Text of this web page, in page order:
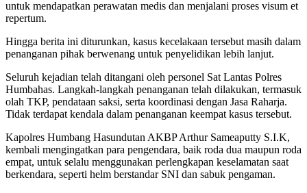
untuk mendapatkan perawatan medis dan menjalani proses visum et
repertum.
Hingga berita ini diturunkan, kasus kecelakaan tersebut masih dalam
penanganan pihak berwenang untuk penyelidikan lebih lanjut.
Seluruh kejadian telah ditangani oleh personel Sat Lantas Polres
Humbahas. Langkah-langkah penanganan telah dilakukan, termasuk
olah TKP, pendataan saksi, serta koordinasi dengan Jasa Raharja.
Tidak terdapat kendala dalam penanganan keempat kasus tersebut.
Kapolres Humbang Hasundutan AKBP Arthur Sameaputty S.I.K,
kembali mengingatkan para pengendara, baik roda dua maupun roda
empat, untuk selalu menggunakan perlengkapan keselamatan saat
berkendara, seperti helm berstandar SNI dan sabuk pengaman.